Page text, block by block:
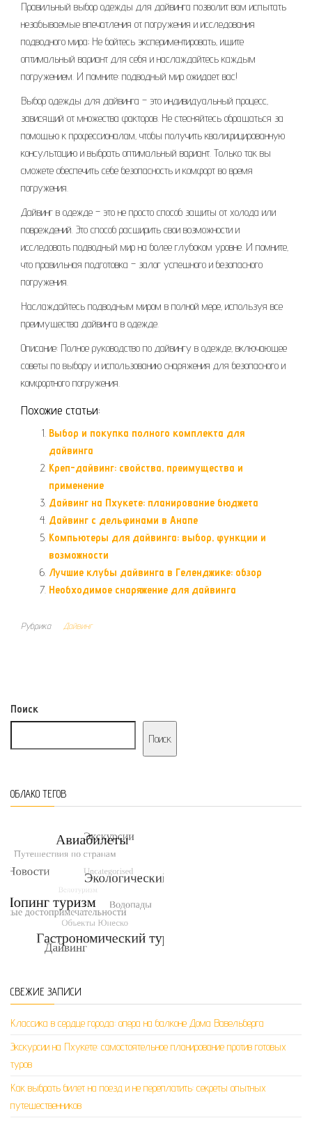
Правильный выбор одежды для дайвинга позволит вам испытать
незабываемые впечатления от погружения и исследования
подводного мира; Не бойтесь экспериментировать‚ ищите
оптимальный вариант для себя и наслаждайтесь каждым
погружением. И помните: подводный мир ожидает вас!
Выбор одежды для дайвинга – это индивидуальный процесс‚
зависящий от множества факторов. Не стесняйтесь обращаться за
помощью к профессионалам‚ чтобы получить квалифицированную
консультацию и выбрать оптимальный вариант. Только так вы
сможете обеспечить себе безопасность и комфорт во время
погружения.
Дайвинг в одежде – это не просто способ защиты от холода или
повреждений. Это способ расширить свои возможности и
исследовать подводный мир на более глубоком уровне. И помните‚
что правильная подготовка – залог успешного и безопасного
погружения.
Наслаждайтесь подводным миром в полной мере‚ используя все
преимущества дайвинга в одежде.
Описание: Полное руководство по дайвингу в одежде‚ включающее
советы по выбору и использованию снаряжения для безопасного и
комфортного погружения.
Похожие статьи:
Выбор и покупка полного комплекта для
дайвинга
Креп-дайвинг: свойства, преимущества и
применение
Дайвинг на Пхукете: планирование бюджета
Дайвинг с дельфинами в Анапе
Компьютеры для дайвинга: выбор, функции и
возможности
Лучшие клубы дайвинга в Геленджике: обзор
Необходимое снаряжение для дайвинга
Рубрика Дайвинг
Поиск
Поиск
ОБЛАКО ТЕГОВ
СВЕЖИЕ ЗАПИСИ
Классика в сердце города: опера на балконе Дома Вавельберга
Экскурсии на Пхукете: самостоятельное планирование против готовых
туров
Как выбрать билет на поезд и не переплатить: секреты опытных
путешественников